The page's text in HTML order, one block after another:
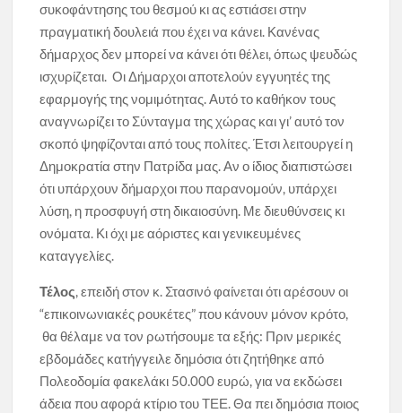
συκοφάντησης του θεσμού κι ας εστιάσει στην
πραγματική δουλειά που έχει να κάνει. Κανένας
δήμαρχος δεν μπορεί να κάνει ότι θέλει, όπως ψευδώς
ισχυρίζεται. Οι Δήμαρχοι αποτελούν εγγυητές της
εφαρμογής της νομιμότητας. Αυτό το καθήκον τους
αναγνωρίζει το Σύνταγμα της χώρας και γι’ αυτό τον
σκοπό ψηφίζονται από τους πολίτες. Έτσι λειτουργεί η
Δημοκρατία στην Πατρίδα μας. Αν ο ίδιος διαπιστώσει
ότι υπάρχουν δήμαρχοι που παρανομούν, υπάρχει
λύση, η προσφυγή στη δικαιοσύνη. Με διευθύνσεις κι
ονόματα. Κι όχι με αόριστες και γενικευμένες
καταγγελίες.
Τέλος, επειδή στον κ. Στασινό φαίνεται ότι αρέσουν οι
“επικοινωνιακές ρουκέτες” που κάνουν μόνον κρότο,
θα θέλαμε να τον ρωτήσουμε τα εξής: Πριν μερικές
εβδομάδες κατήγγειλε δημόσια ότι ζητήθηκε από
Πολεοδομία φακελάκι 50.000 ευρώ, για να εκδώσει
άδεια που αφορά κτίριο του ΤΕΕ. Θα πει δημόσια ποιος